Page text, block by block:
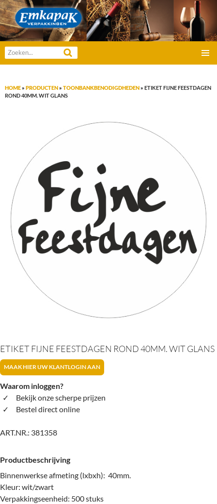
Emkapak Verpakkingen B.V.
Zoeken
naar:
GA
INHOUD
HOME» PRODUCTEN» TOONBANKBENODIGDHEDEN» ETIKET FIJNE FEESTDAGEN
ROND 40MM. WIT GLANS
ETIKET FIJNE FEESTDAGEN ROND 40MM. WIT GLANS
MAAK HIER UW KLANTLOGIN AAN
Waarom inloggen?
Bekijk onze scherpe prijzen
Bestel direct online
ART.NR.: 381358
Productbeschrijving
Binnenwerkse afmeting (lxbxh): 40mm.
Kleur: wit/zwart
Verpakkingseenheid: 500 stuks